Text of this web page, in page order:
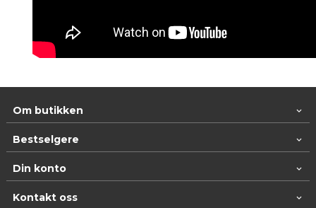
Om butikken
Bestselgere
Din konto
Kontakt oss